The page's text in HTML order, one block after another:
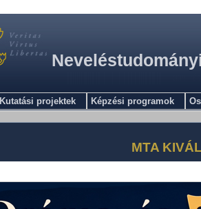
Kutatási projektek Képzési programok
MTA